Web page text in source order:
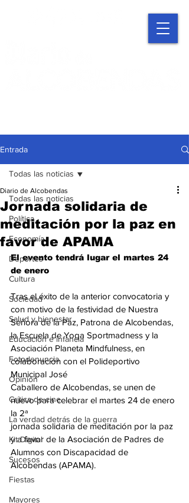
Entrada
Todas las noticias
Política
Economía
Deportes
Cultura
Sociedad
Salud y bienestar
Educación e infancia
Fotodenuncia
Opinión
Crítica de cine
La verdad detrás de la guerra
Kit Digital
Sucesos
Fiestas
Mayores
Todas las noticias
Jornada solidaria de
meditación por la paz en
favor de APAMA
Diario de Alcobendas
El evento tendrá lugar el martes 24
de enero
Tras el éxito de la anterior convocatoria y
con motivo de la festividad de Nuestra
Señora de la Paz, Patrona de Alcobendas,
la Escuela de Yoga Sportmadness y la
Asociación Planeta Mindfulness, en
colaboración con el Polideportivo
Municipal José
Caballero de Alcobendas, se unen de
nuevo para celebrar el martes 24 de enero
la 2ª
jornada solidaria de meditación por la paz
y a favor de la Asociación de Padres de
Alumnos con Discapacidad de
Alcobendas (APAMA).